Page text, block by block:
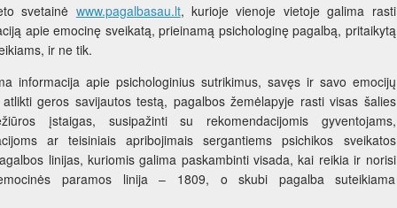
svetainė www.pagalbasau.lt, kurioje vienoje vietoje galima rasti
apie emocinę sveikatą, prieinamą psichologinę pagalbą, pritaikytą
ir ne tik.
informacija apie psichologinius sutrikimus, savęs ir savo emocijų
geros savijautos testą, pagalbos žemėlapyje rasti visas šalies
įstaigas, susipažinti su rekomendacijomis gyventojams,
ar teisiniais apribojimais sergantiems psichikos sveikatos
linijas, kuriomis galima paskambinti visada, kai reikia ir norisi
paramos linija – 1809, o skubi pagalba suteikiama